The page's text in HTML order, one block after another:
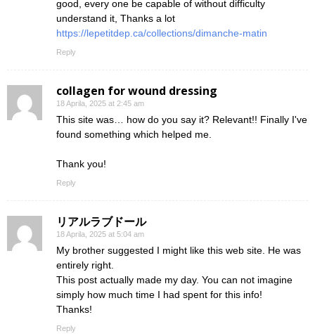
good, every one be capable of without difficulty
understand it, Thanks a lot
https://lepetitdep.ca/collections/dimanche-matin
Reply
collagen for wound dressing
18 Aprila, 2025 at 2:45 am
This site was… how do you say it? Relevant!! Finally I've
found something which helped me.
Thank you!
Reply
リアルラブドール
18 Aprila, 2025 at 5:04 am
My brother suggested I might like this web site. He was
entirely right.
This post actually made my day. You can not imagine
simply how much time I had spent for this info!
Thanks!
Reply